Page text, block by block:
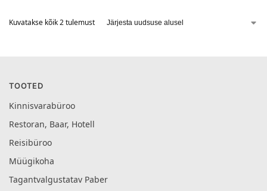
Kuvatakse kõik 2 tulemust
TOOTED
Kinnisvarabüroo
Restoran, Baar, Hotell
Reisibüroo
Müügikoha
Tagantvalgustatav Paber